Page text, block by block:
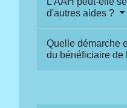
d'autres aides ?
Quelle démarche
du bénéficiaire de